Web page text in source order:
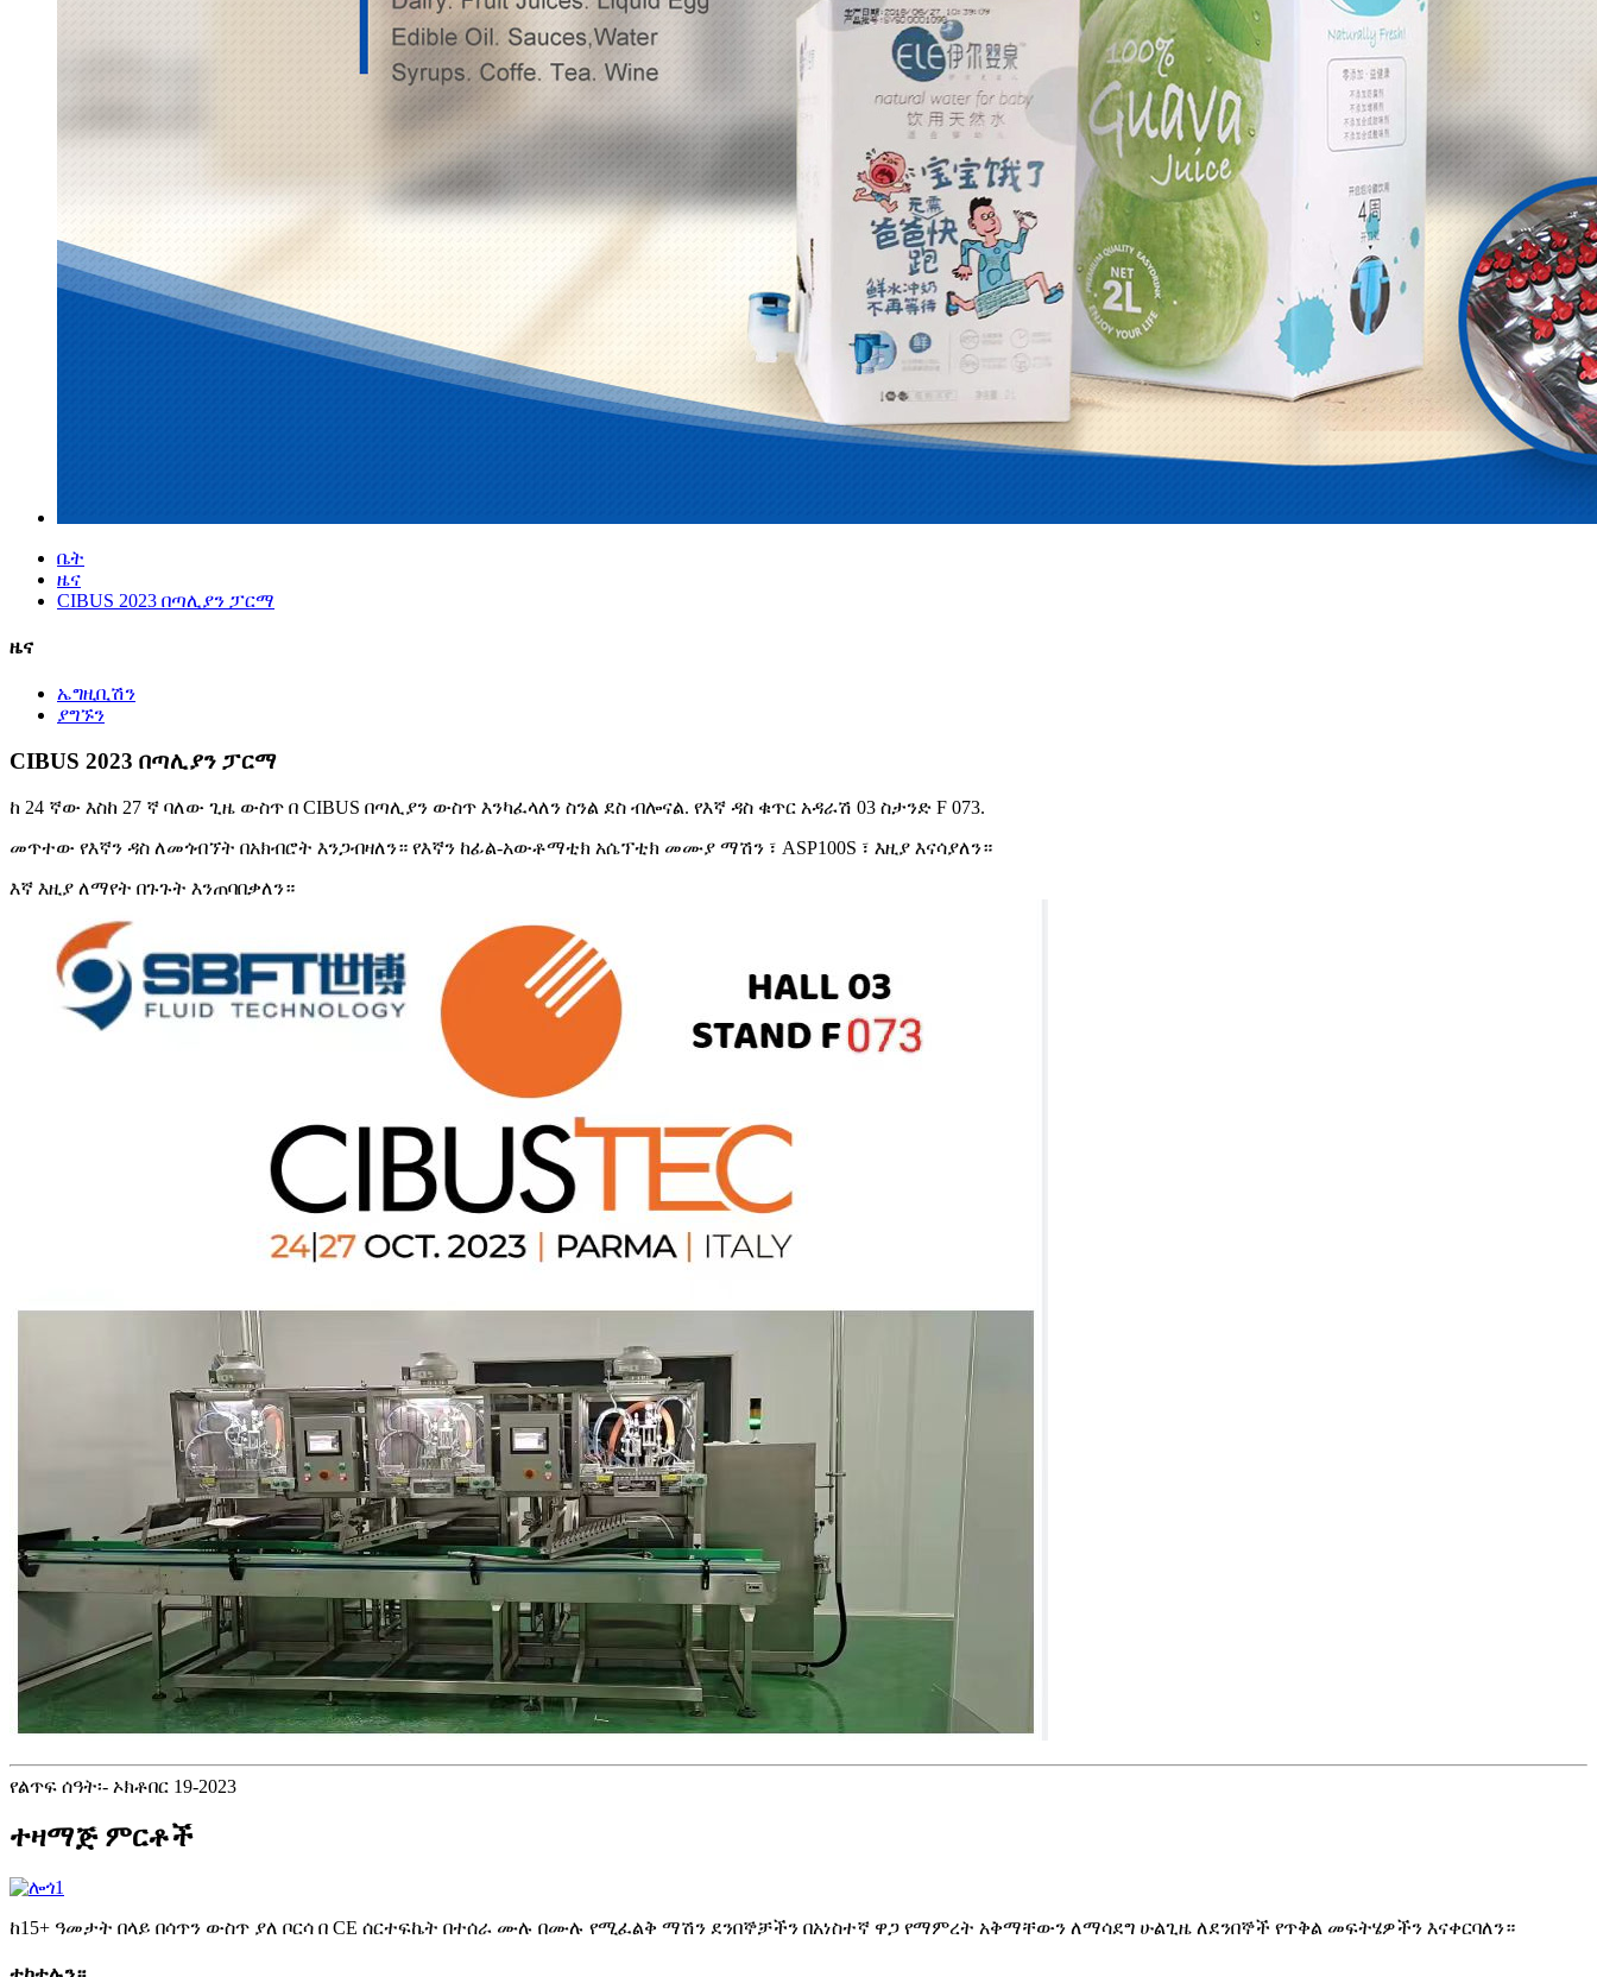
ቤት
ዜና
CIBUS 2023 በጣሊያን ፓርማ
ዜና
ኤግዚቢሽን
ያግኙን
CIBUS 2023 በጣሊያን ፓርማ
ከ 24 ኛው እስከ 27 ኛ ባለው ጊዜ ውስጥ በ CIBUS በጣሊያን ውስጥ እንካፈላለን ስንል ደስ ብሎናል. የእኛ ዳስ ቁጥር አዳራሽ 03 ስታንድ F 073.
መጥተው የእኛን ዳስ ለመጎብኘት በአክብሮት እንጋብዛለን። የእኛን ከፊል-አውቶማቲክ አሴፕቲክ መሙያ ማሽን ፣ ASP100S ፣ እዚያ እናሳያለን።
እኛ እዚያ ለማየት በጉጉት እንጠባበቃለን።
የልጥፍ ሰዓት፡- ኦክቶበር 19-2023
ተዛማጅ ምርቶች
ከ15+ ዓመታት በላይ በሳጥን ውስጥ ያለ ቦርሳ በ CE ሰርተፍኬት በተሰራ ሙሉ በሙሉ የሚፈልቅ ማሽን ደንበኞቻችን በአነስተኛ ዋጋ የማምረት አቅማቸውን ለማሳደግ ሁልጊዜ ለደንበኞች የጥቅል መፍትሄዎችን እናቀርባለን።